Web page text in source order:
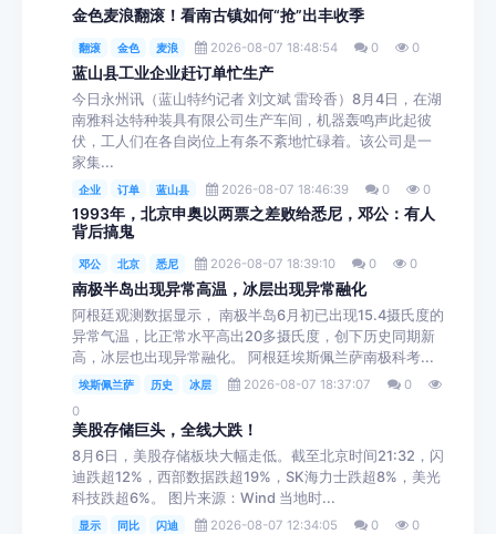
金色麦浪翻滚！看南古镇如何“抢”出丰收季
翻滚 金色 麦浪 2026-08-07 18:48:54 0 0
蓝山县工业企业赶订单忙生产
今日永州讯（蓝山特约记者 刘文斌 雷玲香）8月4日，在湖
南雅科达特种装具有限公司生产车间，机器轰鸣声此起彼
伏，工人们在各自岗位上有条不紊地忙碌着。该公司是一
家集...
企业 订单 蓝山县 2026-08-07 18:46:39 0 0
1993年，北京申奥以两票之差败给悉尼，邓公：有人
背后搞鬼
邓公 北京 悉尼 2026-08-07 18:39:10 0 0
南极半岛出现异常高温，冰层出现异常融化
阿根廷观测数据显示， 南极半岛6月初已出现15.4摄氏度的
异常气温，比正常水平高出20多摄氏度，创下历史同期新
高，冰层也出现异常融化。 阿根廷埃斯佩兰萨南极科考...
埃斯佩兰萨 历史 冰层 2026-08-07 18:37:07
0
0
美股存储巨头，全线大跌！
8月6日，美股存储板块大幅走低。截至北京时间21:32，闪
迪跌超12%，西部数据跌超19%，SK海力士跌超8%，美光
科技跌超6%。 图片来源：Wind 当地时...
显示 同比 闪迪 2026-08-07 12:34:05 0 0